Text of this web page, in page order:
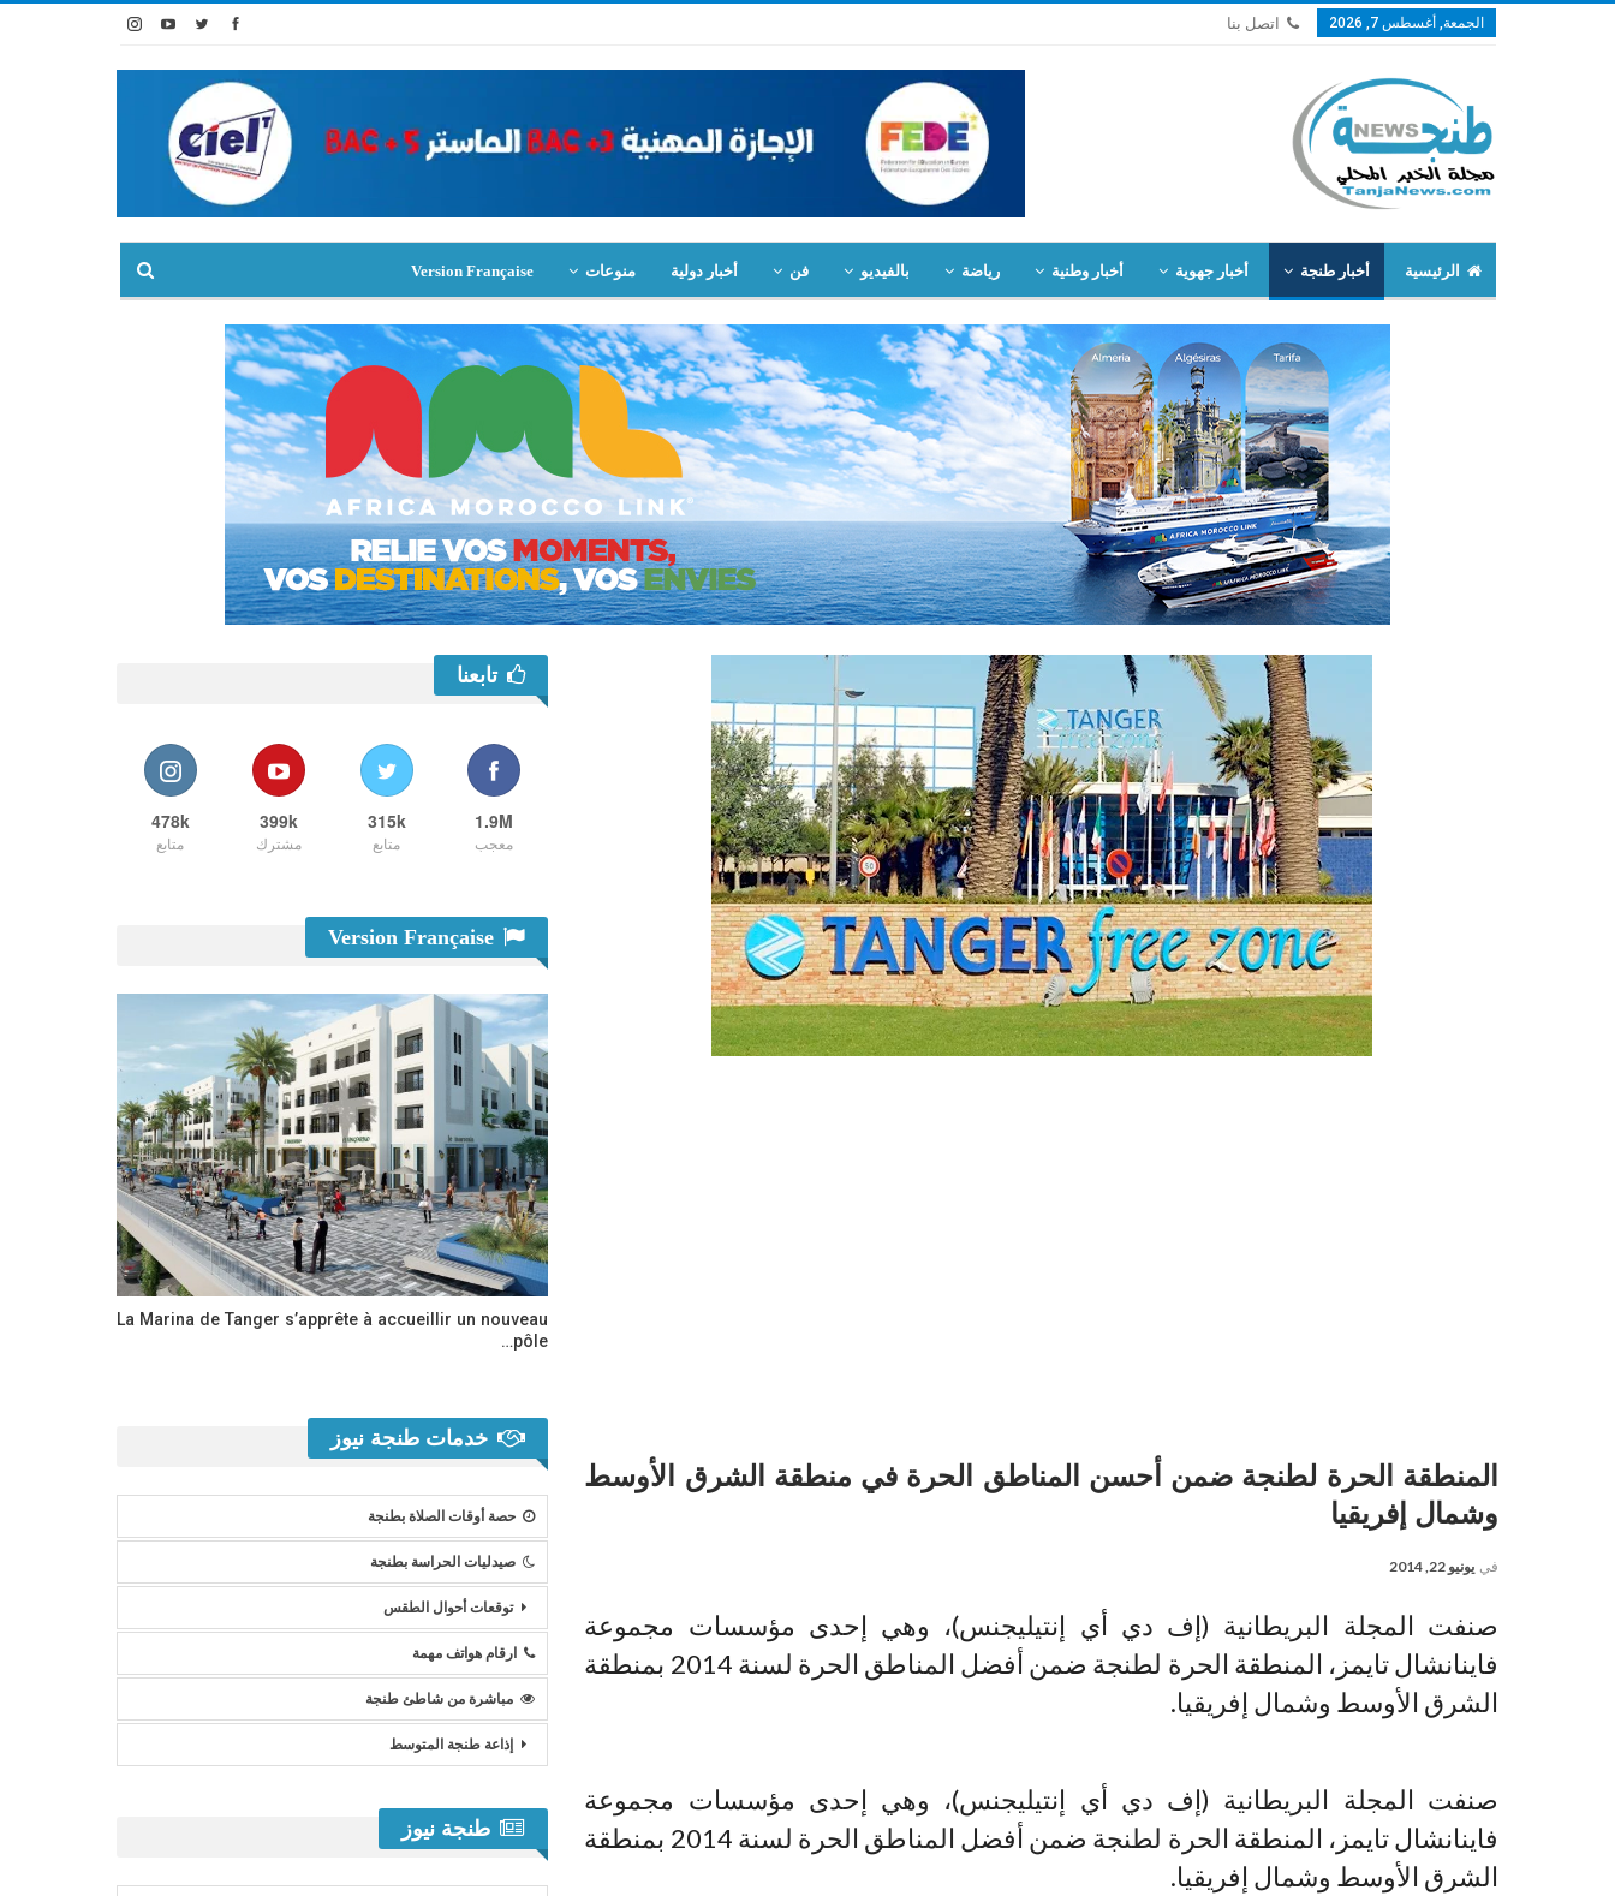
الجمعة, أغسطس 7, 2026 اتصل بنا
الرئيسية أخبار طنجة أخبار جهوية أخبار وطنية رياضة بالفيديو فن أخبار دولية منوعات Version Française
المنطقة الحرة لطنجة ضمن أحسن المناطق الحرة في منطقة الشرق الأوسط
وشمال إفريقيا
في يونيو 22, 2014
صنفت المجلة البريطانية (إف دي أي إنتيليجنس)، وهي إحدى مؤسسات مجموعة
فاينانشال تايمز، المنطقة الحرة لطنجة ضمن أفضل المناطق الحرة لسنة 2014 بمنطقة
الشرق الأوسط وشمال إفريقيا.
صنفت المجلة البريطانية (إف دي أي إنتيليجنس)، وهي إحدى مؤسسات مجموعة
فاينانشال تايمز، المنطقة الحرة لطنجة ضمن أفضل المناطق الحرة لسنة 2014 بمنطقة
الشرق الأوسط وشمال إفريقيا.
تابعنا
1.9M
معجب
315k
متابع
399k
مشترك
478k
متابع
La Marina de Tanger s’apprête à accueillir un nouveau
pôle…
خدمات طنجة نيوز
حصة أوقات الصلاة بطنجة
صيدليات الحراسة بطنجة
توقعات أحوال الطقس
ارقام هواتف مهمة
مباشرة من شاطئ طنجة
إذاعة طنجة المتوسط
طنجة نيوز